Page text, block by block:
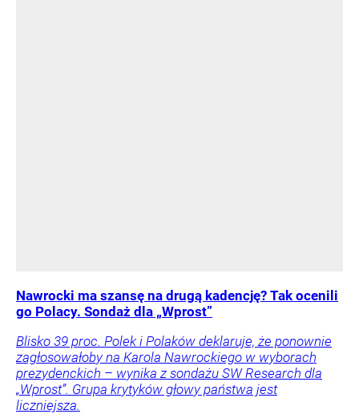
Nawrocki ma szansę na drugą kadencję? Tak ocenili
go Polacy. Sondaż dla „Wprost”
Blisko 39 proc. Polek i Polaków deklaruje, że ponownie
zagłosowałoby na Karola Nawrockiego w wyborach
prezydenckich – wynika z sondażu SW Research dla
„Wprost”. Grupa krytyków głowy państwa jest
liczniejsza.